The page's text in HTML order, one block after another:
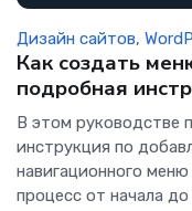
Дизайн сайтов,
Как создать
подробная
В этом руководстве
инструкция по
навигационного
процесс от начала